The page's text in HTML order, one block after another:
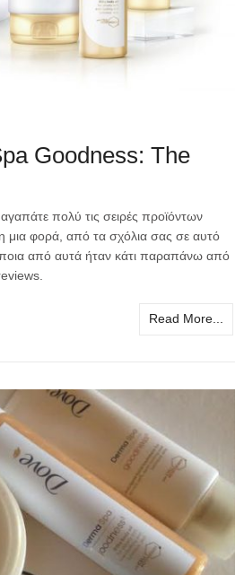
Goodness: The
πολύ τις σειρές προϊόντων
μια φορά, από τα σχόλια σας σε αυτό
από αυτά ήταν κάτι παραπάνω από
Read More...